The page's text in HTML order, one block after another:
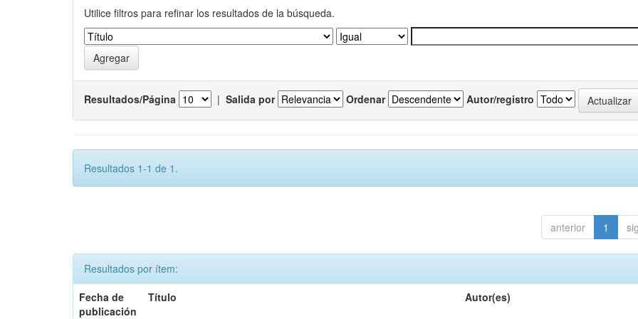
Utilice filtros para refinar los resultados de la búsqueda.
Resultados/Página | Salida por Ordenar Autor/registro
Resultados 1-1 de 1.
anterior 1
Resultados por ítem:
Fecha de
publicación
Título Autor(es)